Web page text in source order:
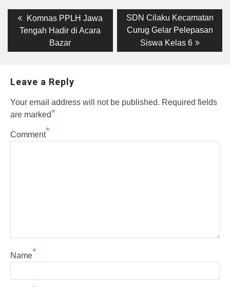
Post
navigation
Previous
post:
Komnas PPLH Jawa
Tengah Hadir di Acara
Bazar
Next
post:
SDN Cilaku Kecamatan
Curug Gelar Pelepasan
Siswa Kelas 6
Leave a Reply
Your email address will not be published. Required fields
are marked*
Comment*
Name*